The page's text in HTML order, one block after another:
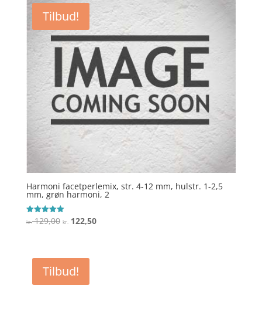
var:
kr. 119,00.
er:
kr. 113,00.
Tilbud!
Harmoni facetperlemix, str. 4-12 mm, hulstr. 1-2,5
mm, grøn harmoni, 2
Vurderet
5
kr.129,00 Den
var:
kr. 129,00.
kr.122,50Den
Tilbud!